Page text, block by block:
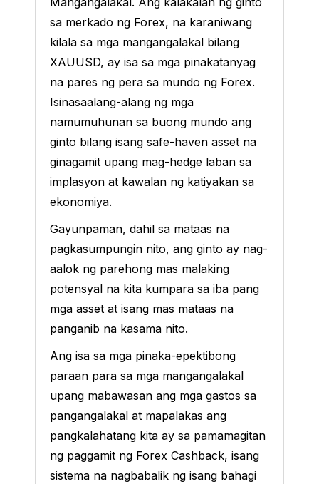
sa merkado ng Forex, na karaniwang
kilala sa mga mangangalakal bilang
XAUUSD, ay isa sa mga pinakatanyag
na pares ng pera sa mundo ng Forex.
Isinasaalang-alang ng mga
namumuhunan sa buong mundo ang
ginto bilang isang safe-haven asset na
ginagamit upang mag-hedge laban sa
implasyon at kawalan ng katiyakan sa
ekonomiya.
Gayunpaman, dahil sa mataas na
pagkasumpungin nito, ang ginto ay nag-
aalok ng parehong mas malaking
potensyal na kita kumpara sa iba pang
mga asset at isang mas mataas na
panganib na kasama nito.
Ang isa sa mga pinaka-epektibong
paraan para sa mga mangangalakal
upang mabawasan ang mga gastos sa
pangangalakal at mapalakas ang
pangkalahatang kita ay sa pamamagitan
ng paggamit ng Forex Cashback, isang
sistema na nagbabalik ng isang bahagi